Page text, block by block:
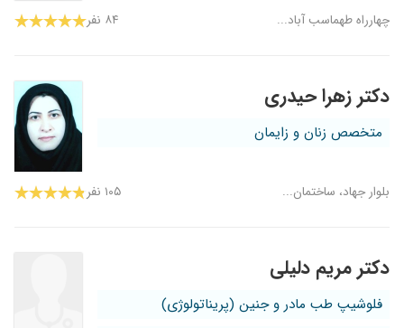
چهارراه طهماسب آباد... ۸۴ نفر
دکتر زهرا حیدری
متخصص زنان و زایمان
بلوار جهاد، ساختمان... ۱۰۵ نفر
دکتر مریم دلیلی
فلوشیپ طب مادر و جنین (پریناتولوژی)